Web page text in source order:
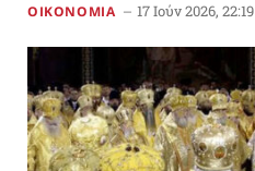
ΟΙΚΟΝΟΜΙΑ 17 Ιούν 2026, 22:19